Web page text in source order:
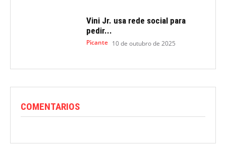
Vini Jr. usa rede social para
pedir...
Picante 10 de outubro de 2025
COMENTARIOS